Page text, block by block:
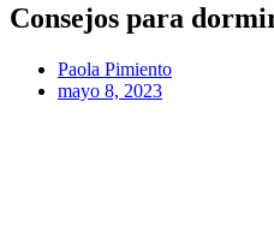
Consejos para
Paola Pimiento
mayo 8, 2023